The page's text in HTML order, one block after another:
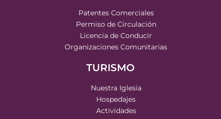
Patentes Comerciales
Permiso de Circulación
Licencia de Conducir
Organizaciones Comunitarias
TURISMO
Nuestra Iglesia
Hospedajes
Actividades